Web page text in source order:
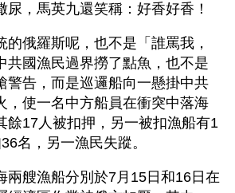
尿，馬英九還笑稱：好香好香！
的俄羅斯呢，也不是「誰罵我，
共國漁民過界撈了點魚，也不是
警告，而是巡邏船向一懸掛中共
，使一名中方船員在衝突中落海
餘17人被扣押，另一被扣漁船有1
名，另一漁民失蹤。
兩艘漁船分別於7月15日和16日在